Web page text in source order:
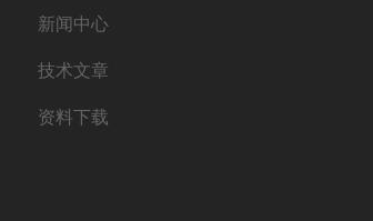
新闻中心
技术文章
资料下载